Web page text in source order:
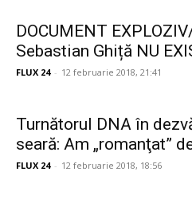
DOCUMENT
Sebastian Ghiță NU
FLUX 24 - 12 februarie 2018, 21:41
Turnătorul DNA în
seară: Am „romanţat”
FLUX 24 - 12 februarie 2018, 18:56